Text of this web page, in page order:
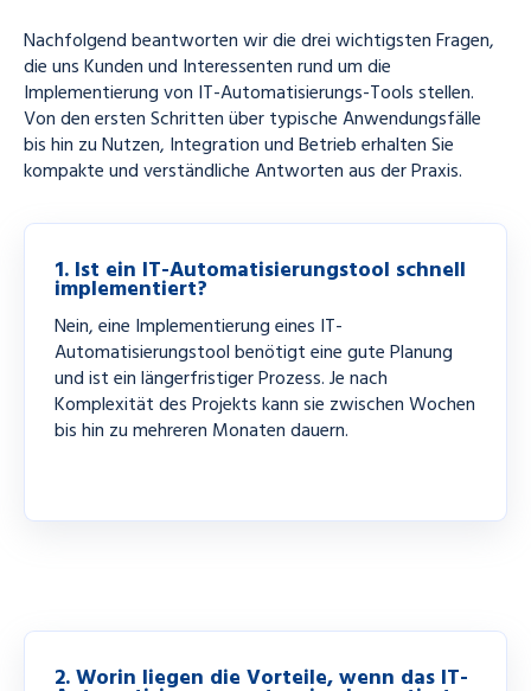
Nachfolgend beantworten wir die drei wichtigsten Fragen,
die uns Kunden und Interessenten rund um die
Implementierung von IT-Automatisierungs-Tools stellen.
Von den ersten Schritten über typische Anwendungsfälle
bis hin zu Nutzen, Integration und Betrieb erhalten Sie
kompakte und verständliche Antworten aus der Praxis.
1. Ist ein IT-Automatisierungstool schnell
implementiert?
Nein, eine Implementierung eines IT-
Automatisierungstool benötigt eine gute Planung
und ist ein längerfristiger Prozess. Je nach
Komplexität des Projekts kann sie zwischen Wochen
bis hin zu mehreren Monaten dauern.
2. Worin liegen die Vorteile, wenn das IT-